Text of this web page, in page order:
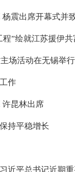
震出席开幕式并
”绘就江苏援伊共
场活动在无锡举行
作
许昆林出席
持平稳增长
近平总书记近期